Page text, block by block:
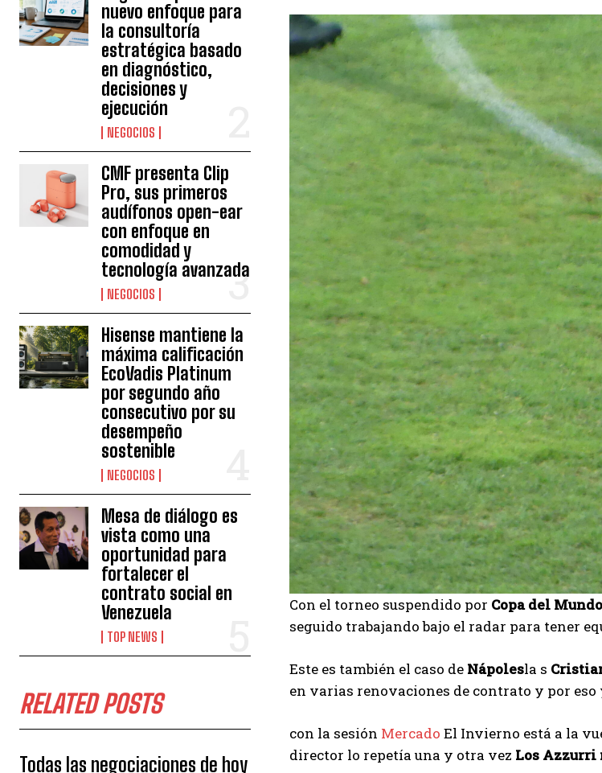
nuevo enfoque para
la consultoría
estratégica basado
en diagnóstico,
decisiones y
ejecución
NEGOCIOS
CMF presenta Clip
Pro, sus primeros
audífonos open-ear
con enfoque en
comodidad y
tecnología avanzada
NEGOCIOS
Hisense mantiene la
máxima calificación
EcoVadis Platinum
por segundo año
consecutivo por su
desempeño
sostenible
NEGOCIOS
Mesa de diálogo es
vista como una
oportunidad para
fortalecer el
contrato social en
Venezuela
TOP NEWS
RELATED POSTS
Todas las negociaciones de hoy
Con el torneo suspendido por Copa del Mundo
seguido trabajando bajo el radar para tener
Este es también el caso de Nápolesla s
en varias renovaciones de contrato y por eso
con la sesión Mercado El Invierno está a la
director lo repetía una y otra vez Los Azzurri